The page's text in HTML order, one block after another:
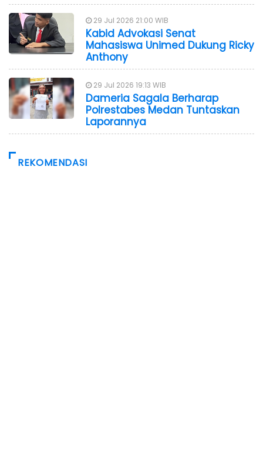
29 Jul 2026 21:00 WIB
Kabid Advokasi Senat
Mahasiswa Unimed Dukung Ricky
Anthony
29 Jul 2026 19:13 WIB
Dameria Sagala Berharap
Polrestabes Medan Tuntaskan
Laporannya
REKOMENDASI